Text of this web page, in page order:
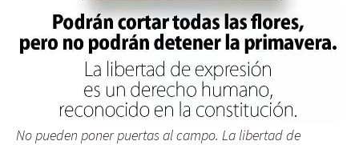
No pueden poner puertas al campo. La libertad de